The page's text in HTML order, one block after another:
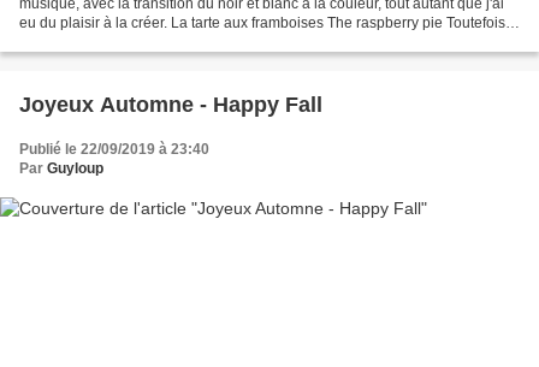
musique, avec la transition du noir et blanc à la couleur, tout autant que j'ai
eu du plaisir à la créer. La tarte aux framboises The raspberry pie Toutefois,
Joyeux Automne - Happy Fall
Publié le 22/09/2019 à 23:40
Par Guyloup